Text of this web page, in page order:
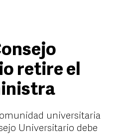
retire el
universitaria
Universitario debe